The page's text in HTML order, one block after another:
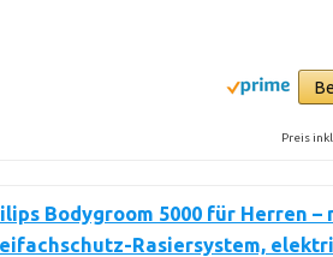
Preis
Bodygroom 5000 für Herren –
Rasiersystem,